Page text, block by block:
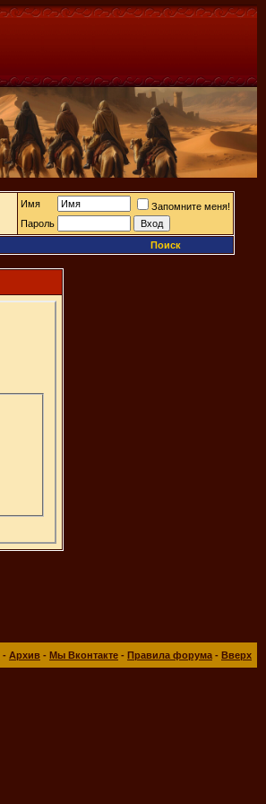
Имя
Запомните меня!
Пароль
Поиск
- Архив - Мы Вконтакте - Правила форума - Вверх